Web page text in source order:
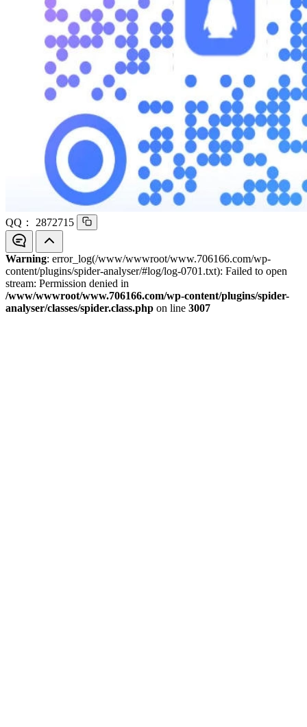
QQ： 2872715
Warning: error_log(/www/wwwroot/www.706166.com/wp-
content/plugins/spider-analyser/#log/log-0701.txt): Failed to open
stream: Permission denied in
/www/wwwroot/www.706166.com/wp-content/plugins/spider-
analyser/classes/spider.class.php on line 3007